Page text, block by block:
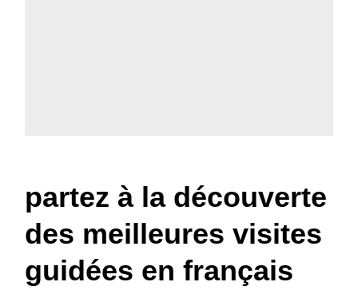
partez à la découverte
des meilleures visites
guidées en français